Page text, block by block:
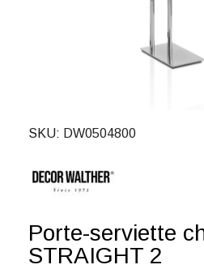
SKU DW0504800
Porte-serviette
STRAIGHT 2